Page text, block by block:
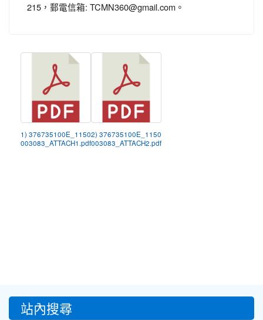
215，郵電信箱: TCMN360@gmail.com。
1) 376735100E_1150
003083_ATTACH1.pdf
2) 376735100E_1150
003083_ATTACH2.pdf
::: 站內搜尋